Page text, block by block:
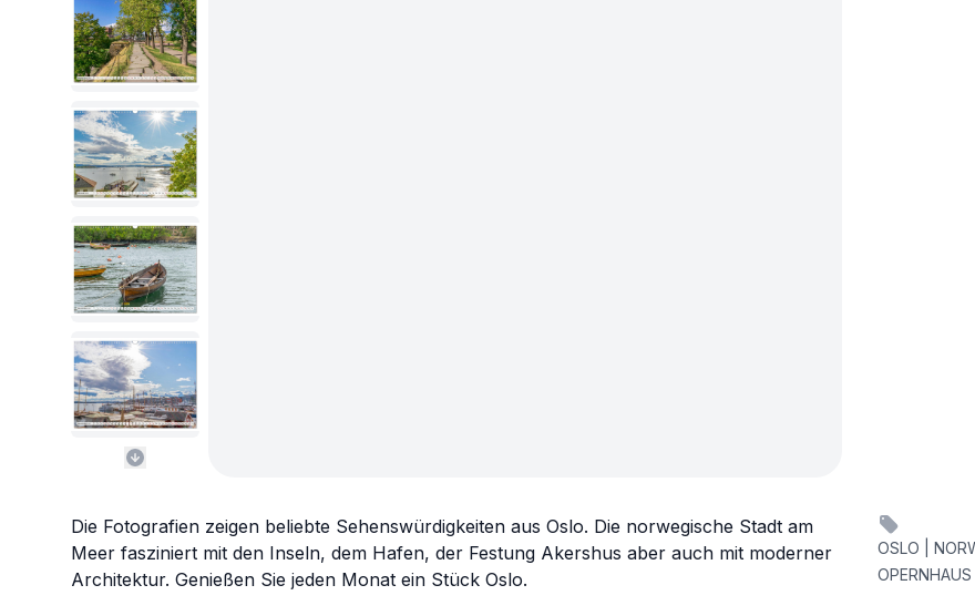
Die Fotografien zeigen beliebte Sehenswürdigkeiten aus Oslo. Die norwegische Stadt am
Meer fasziniert mit den Inseln, dem Hafen, der Festung Akershus aber auch mit moderner
Architektur. Genießen Sie jeden Monat ein Stück Oslo.
OSLO |